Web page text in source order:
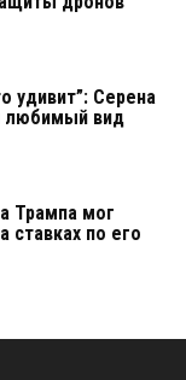
удивит”: Серена
любимый вид
Трампа мог
ставках по его